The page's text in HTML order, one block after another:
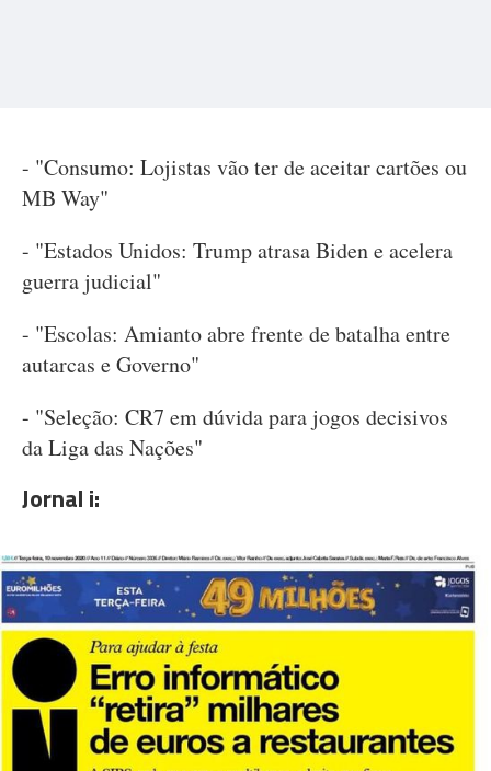
- "Consumo: Lojistas vão ter de aceitar cartões ou
MB Way"
- "Estados Unidos: Trump atrasa Biden e acelera
guerra judicial"
- "Escolas: Amianto abre frente de batalha entre
autarcas e Governo"
- "Seleção: CR7 em dúvida para jogos decisivos
da Liga das Nações"
Jornal i: